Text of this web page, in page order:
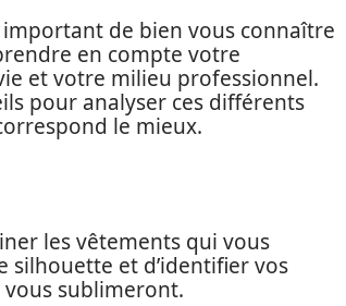
de bien vous connaître
en compte votre
et votre milieu professionnel.
pour analyser ces différents
le mieux.
les vêtements qui vous
silhouette et d’identifier vos
sublimeront.